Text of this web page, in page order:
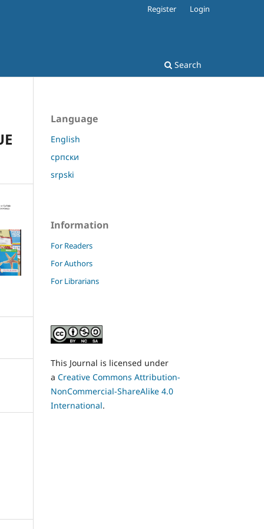
Search
Register Login
Language
English
српски
srpski
Information
For Readers
For Authors
For Librarians
This Journal is licensed under
a Creative Commons Attribution-
NonCommercial-ShareAlike 4.0
International.